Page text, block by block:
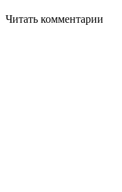
Читать комментарии